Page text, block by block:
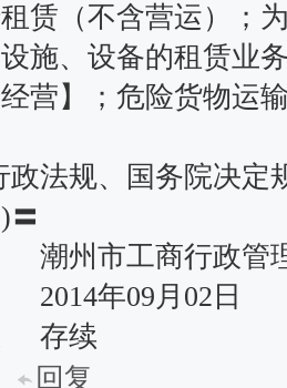
赁（不含营运）；
施、设备的租赁业
营】；危险货物运
政法规、国务院决定
〓
潮州市工商行政
2014年09月02日
存续
回复